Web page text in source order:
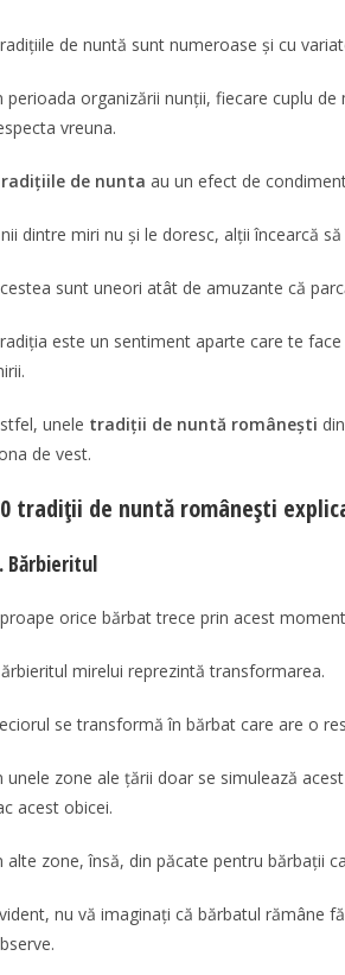
de nuntă sunt numeroase şi cu
perioada organizării nunţii, fiecare cuplu
vreuna.
de nunta au un efect de
dintre miri nu și le doresc, alții încearcă
sunt uneori atât de amuzante că
este un sentiment aparte care te
unele tradiţii de nuntă româneşti
de vest.
tradiţii de nuntă româneşti
Bărbieritul
orice bărbat trece prin acest
mirelui reprezintă transformarea.
se transformă în bărbat care are o
unele zone ale țării doar se simulează
acest obicei.
alte zone, însă, din păcate pentru bărbații
nu vă imaginați că bărbatul rămâne